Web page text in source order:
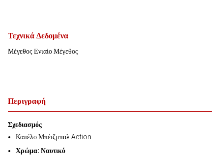
Περιγραφή
Σχεδιασμός
Καπέλο Μπέιζμπολ Action
Χρώμα: Ναυτικό
Τεχνικά Δεδομένα
Μέγεθος Ενιαίο Μέγεθος